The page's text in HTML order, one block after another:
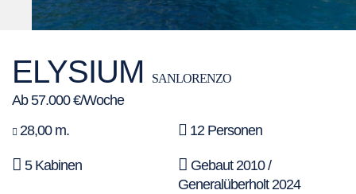
ELYSIUM SANLORENZO
Ab 57.000 €/Woche
28,00 m.
12 Personen
5 Kabinen
Gebaut 2010 /
Generalüberholt 2024